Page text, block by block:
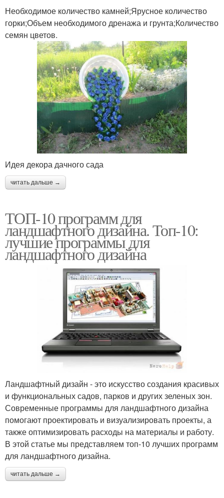
Необходимое количество камней;Ярусное количество
горки;Объем необходимого дренажа и грунта;Количество
семян цветов.
Идея декора дачного сада
читать дальше →
ТОП-10 программ для
ландшафтного дизайна. Топ-10:
лучшие программы для
ландшафтного дизайна
Ландшафтный дизайн - это искусство создания красивых
и функциональных садов, парков и других зеленых зон.
Современные программы для ландшафтного дизайна
помогают проектировать и визуализировать проекты, а
также оптимизировать расходы на материалы и работу.
В этой статье мы представляем топ-10 лучших программ
для ландшафтного дизайна.
читать дальше →